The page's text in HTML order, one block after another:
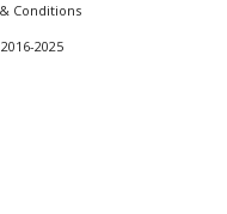
Conditions
2025